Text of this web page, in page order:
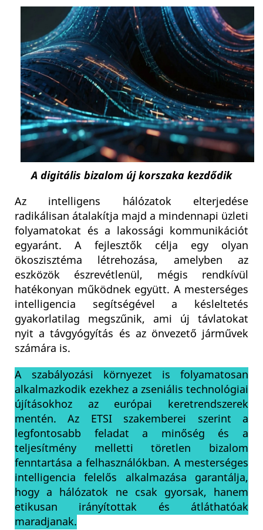
A digitális bizalom új korszaka kezdődik
Az intelligens hálózatok elterjedése
radikálisan átalakítja majd a mindennapi üzleti
folyamatokat és a lakossági kommunikációt
egyaránt. A fejlesztők célja egy olyan
ökoszisztéma létrehozása, amelyben az
eszközök észrevétlenül, mégis rendkívül
hatékonyan működnek együtt. A mesterséges
intelligencia segítségével a késleltetés
gyakorlatilag megszűnik, ami új távlatokat
nyit a távgyógyítás és az önvezető járművek
számára is.
A szabályozási környezet is folyamatosan
alkalmazkodik ezekhez a zseniális technológiai
újításokhoz az európai keretrendszerek
mentén. Az ETSI szakemberei szerint a
legfontosabb feladat a minőség és a
teljesítmény melletti töretlen bizalom
fenntartása a felhasználókban. A mesterséges
intelligencia felelős alkalmazása garantálja,
hogy a hálózatok ne csak gyorsak, hanem
etikusan irányítottak és átláthatóak
maradjanak.